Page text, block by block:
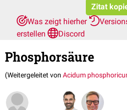
Zitat
Was zeigt hierher
erstellen
Discord
Phosphorsäure
(Weitergeleitet von Acidum